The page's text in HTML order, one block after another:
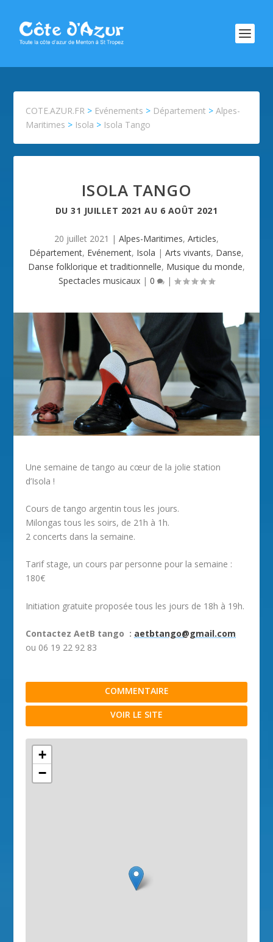
COTE.AZUR.FR > Evénements > Département >Alpes-
Maritimes > Isola > Isola Tango
ISOLA TANGO
DU31 JUILLET 2021 AU 6 AOÛT 2021
20 juillet 2021 | Alpes-Maritimes, Articles,
Département, Evénement, Isola | Arts vivants, Danse,
Danse folklorique et traditionnelle, Musique du monde,
Spectacles musicaux | 0 |
Une semaine de tango au cœur de la jolie station
d’Isola !
Cours de tango argentin tous les jours.
Milongas tous les soirs, de 21h à 1h.
2 concerts dans la semaine.
Tarif stage, un cours par personne pour la semaine :
180€
Initiation gratuite proposée tous les jours de 18h à 19h.
Contactez AetB tango : aetbtango@gmail.com
ou 06 19 22 92 83
COMMENTAIRE
VOIR LE SITE
+
−